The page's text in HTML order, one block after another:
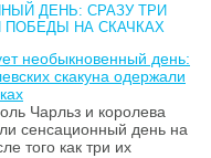
ДЕНЬ: СРАЗУ ТРИ
НА СКАЧКАХ
необыкновенный день:
скакуна одержали
Чарльз и королева
сенсационный день на
того как три их